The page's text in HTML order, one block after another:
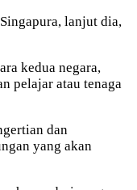
lanjut dia,
kedua negara,
pelajar atau tenaga
dan
yang akan